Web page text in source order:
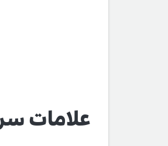
علامات